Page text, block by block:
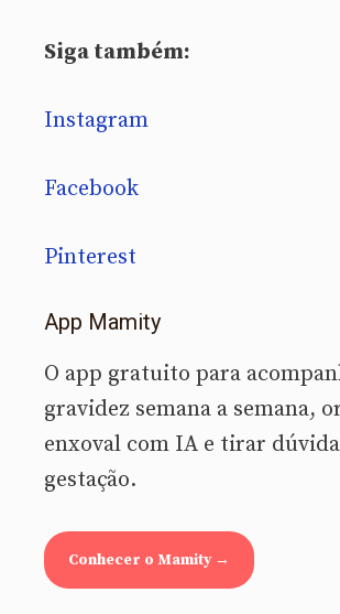
Siga também:
Instagram
Facebook
Pinterest
App Mamity
O app gratuito para
gravidez semana a semana,
enxoval com IA e tirar
gestação.
Conhecer o Mamity →